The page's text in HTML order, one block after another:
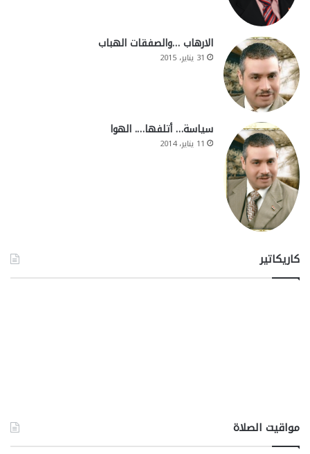
الارهاب …والصفقات الهباب
31 يناير، 2015
سياسة… أتلفها…. الهوا
11 يناير، 2014
كاريكاتير
مواقيت الصلاة